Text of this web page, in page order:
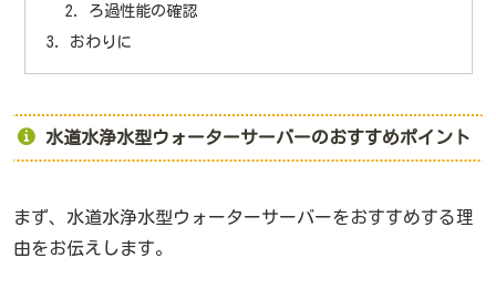
ろ過性能の確認
おわりに
水道水浄水型ウォーターサーバーのおすすめポイント
まず、水道水浄水型ウォーターサーバーをおすすめする理
由をお伝えします。